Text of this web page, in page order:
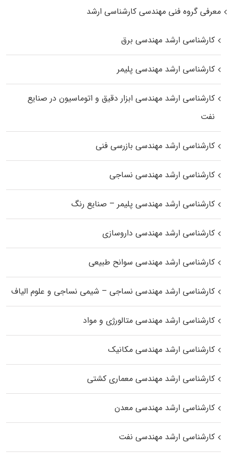
معرفی گروه فنی مهندسی کارشناسی ارشد
کارشناسی ارشد مهندسی برق
کارشناسی ارشد مهندسی پلیمر
کارشناسی ارشد مهندسی ابزار دقیق و اتوماسیون در صنایع
نفت
کارشناسی ارشد مهندسی بازرسی فنی
کارشناسی ارشد مهندسی نساجی
کارشناسی ارشد مهندسی پلیمر – صنایع رنگ
کارشناسی ارشد مهندسی داروسازی
کارشناسی ارشد مهندسی سوانح طبیعی
کارشناسی ارشد مهندسی نساجی – شیمی نساجی و علوم الیاف
کارشناسی ارشد مهندسی متالورژی و مواد
کارشناسی ارشد مهندسی مکانیک
کارشناسی ارشد مهندسی معماری کشتی
کارشناسی ارشد مهندسی معدن
کارشناسی ارشد مهندسی نفت